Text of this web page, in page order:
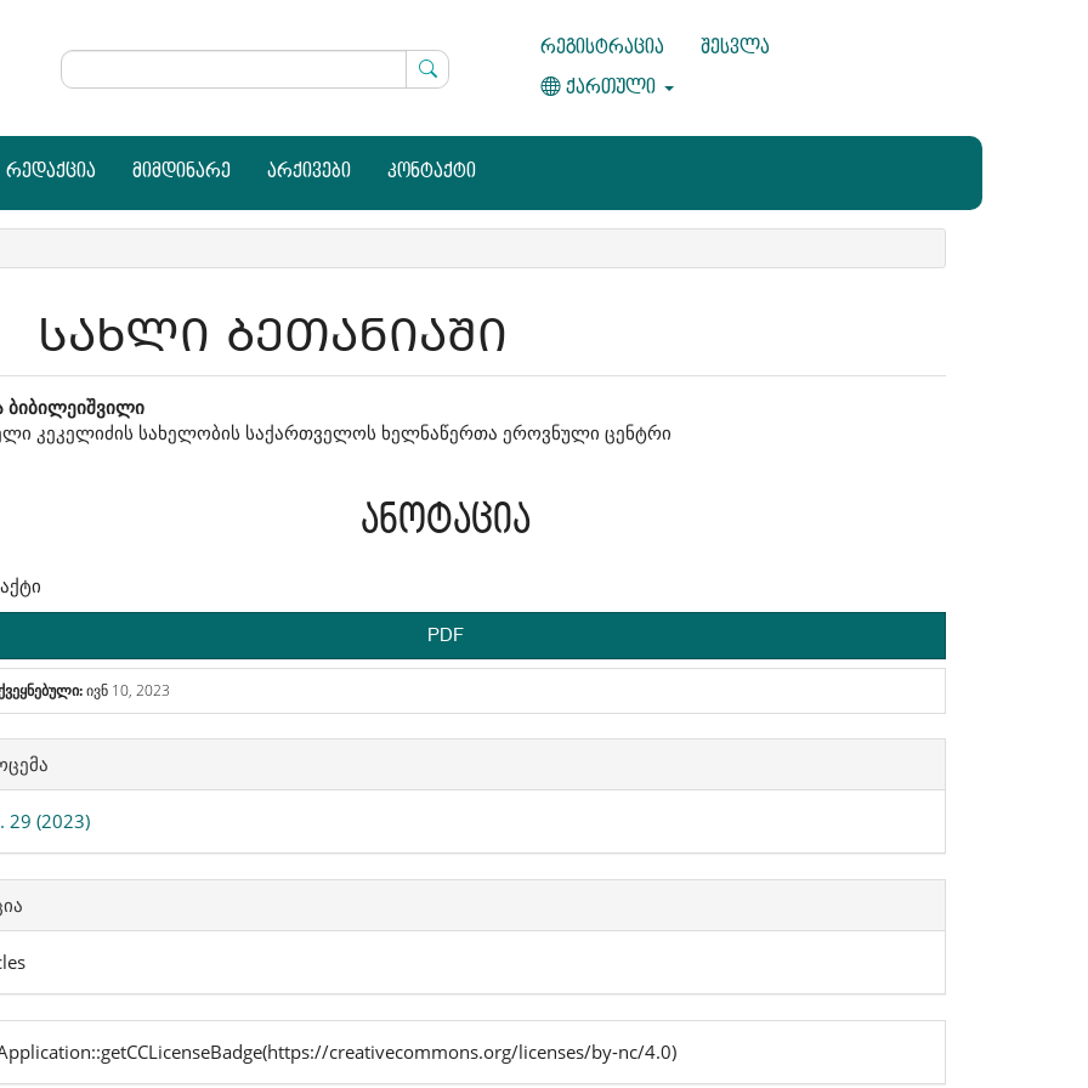
რეგისტრაცია
შესვლა
ქართული
რედაქცია მიმდინარე არქივები კონტაქტი
ᲡᲐᲮᲚᲘ ᲑᲔᲗᲐᲜᲘᲐᲨᲘ
ბიბილეიშვილი
კეკელიძის სახელობის საქართველოს ხელნაწერთა ეროვნული ცენტრი
ანოტაცია
PDF
ივნ 10, 2023
29 (2023)
creativecommons.org/licenses/by-nc/4.0)